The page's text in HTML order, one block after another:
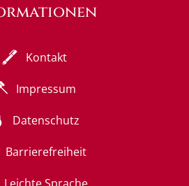
Kontakt
Impressum
Datenschutz
Barrierefreiheit